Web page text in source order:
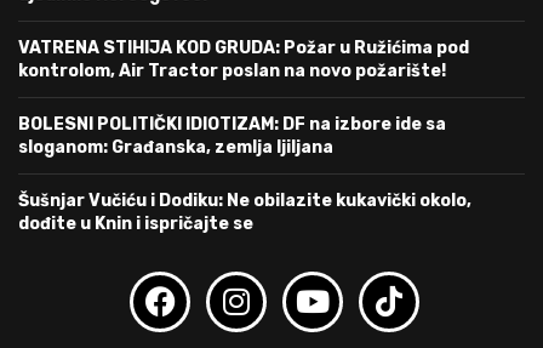
VATRENA STIHIJA KOD GRUDA: Požar u Ružićima pod
kontrolom, Air Tractor poslan na novo požarište!
BOLESNI POLITIČKI IDIOTIZAM: DF na izbore ide sa
sloganom: Građanska, zemlja ljiljana
Šušnjar Vučiću i Dodiku: Ne obilazite kukavički okolo,
dođite u Knin i ispričajte se